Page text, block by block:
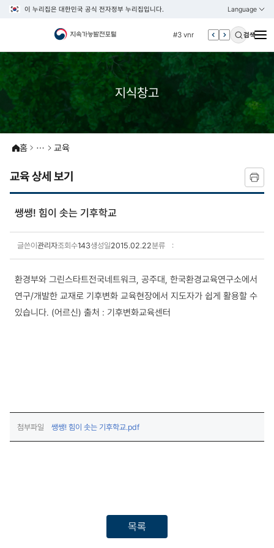
이 누리집은 대한민국 공식 전자정부 누리집입니다. Language
열기
KOREAN
ENGLISH
#3 vnr
#4 관세
#5 esg
#6 빈곤
검색
지식창고
홈 교육
교육 상세 보기
쌩쌩! 힘이 솟는 기후학교
글쓴이 관리자조회수143생성일2015.02.22분류
환경부와 그린스타트전국네트워크, 공주대, 한국환경교육연구소에서
연구/개발한 교재로 기후변화 교육현장에서 지도자가 쉽게 활용할 수
있습니다. (어르신) 출처 : 기후변화교육센터
첨부파일 쌩쌩! 힘이 솟는 기후학교.pdf(다운로드)
목록